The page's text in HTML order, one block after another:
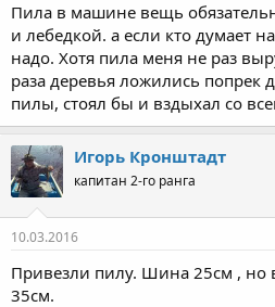
Пила в машине вещь
и лебедкой. а если кто думает
надо. Хотя пила меня не раз
раза деревья ложились попрек
пилы, стоял бы и вздыхал со
Игорь Кронштадт
капитан 2-го ранга
10.03.2016
Привезли пилу. Шина 25см , но
35см.